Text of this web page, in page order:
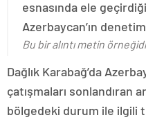
esnasında ele
Azerbaycan’ın
Bu bir alıntı metin
Dağlık Karabağ’da
çatışmaları sonlandıran
bölgedeki durum ile ilgili